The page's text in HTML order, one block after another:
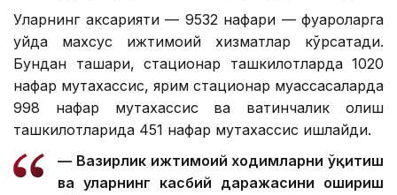
Уларнинг аксарияти — 9532 нафари — фуқароларга
уйда махсус ижтимоий хизматлар кўрсатади.
Бундан ташқари, стационар ташкилотларда 1020
нафар мутахассис, ярим стационар муассасаларда
998 нафар мутахассис ва вақтинчалик қолиш
ташкилотларида 451 нафар мутахассис ишлайди.
— Вазирлик ижтимоий ходимларни ўқитиш
ва уларнинг касбий даражасини ошириш